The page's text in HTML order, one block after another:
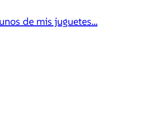
de mis juguetes...